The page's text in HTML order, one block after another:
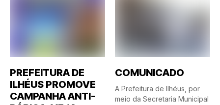
PREFEITURA DE
ILHÉUS PROMOVE
CAMPANHA ANTI-
COMUNICADO
A Prefeitura de Ilhéus, por
meio da Secretaria Municipal